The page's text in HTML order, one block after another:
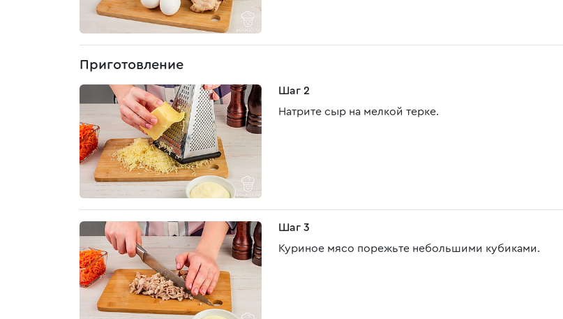
Приготовление
Шаг 2
Натрите сыр на мелкой терке.
Шаг 3
Куриное мясо порежьте небольшими кубиками.